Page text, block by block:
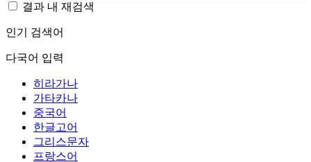
결과 내 재검색
인기 검색어
다국어 입력
히라가나
가타카나
중국어
한글고어
그리스문자
프랑스어